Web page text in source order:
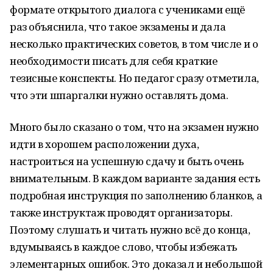
формате открытого диалога с учениками ещё
раз объяснила, что такое экзамены и дала
несколько практических советов, в том числе и о
необходимости писать для себя краткие
тезисные конспекты. Но педагог сразу отметила,
что эти шпаргалки нужно оставлять дома.
Много было сказано о том, что на экзамен нужно
идти в хорошем расположении духа,
настроиться на успешную сдачу и быть очень
внимательным. В каждом варианте задания есть
подробная инструкция по заполнению бланков, а
также инструктаж проводят организаторы.
Поэтому слушать и читать нужно всё до конца,
вдумываясь в каждое слово, чтобы избежать
элементарных ошибок. Это доказал и небольшой